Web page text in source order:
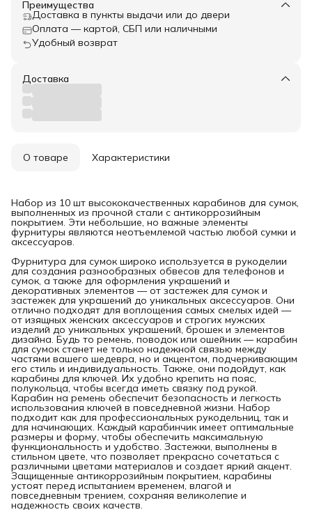
Преимущества
Доставка в пункты выдачи или до двери
Оплата — картой, СБП или наличными
Удобный возврат
Доставка
О товаре Характеристики
Набор из 10 шт высококачественных карабинов для сумок,
выполненных из прочной стали с антикоррозийным
покрытием. Эти небольшие, но важные элементы
фурнитуры являются неотъемлемой частью любой сумки и
аксессуаров.
Фурнитура для сумок широко используется в рукоделии
для создания разнообразных обвесов для телефонов и
сумок, а также для оформления украшений и
декоративных элементов — от застежек для сумок и
застежек для украшений до уникальных аксессуаров. Они
отлично подходят для воплощения самых смелых идей —
от изящных женских аксессуаров и строгих мужских
изделий до уникальных украшений, брошек и элементов
дизайна. Будь то ремень, поводок или ошейник — карабин
для сумок станет не только надежной связью между
частями вашего шедевра, но и акцентом, подчеркивающим
его стиль и индивидуальность. Также, они подойдут, как
карабины для ключей. Их удобно крепить на пояс,
полукольца, чтобы всегда иметь связку под рукой.
Карабин на ремень обеспечит безопасность и легкость
использования ключей в повседневной жизни. Набор
подходит как для профессиональных рукодельниц, так и
для начинающих. Каждый карабинчик имеет оптимальные
размеры и форму, чтобы обеспечить максимальную
функциональность и удобство. Застежки, выполнены в
стильном цвете, что позволяет прекрасно сочетаться с
различными цветами материалов и создает яркий акцент.
Защищенные антикоррозийным покрытием, карабины
устоят перед испытанием временем, влагой и
повседневным трением, сохраняя великолепие и
надежность своих качеств.